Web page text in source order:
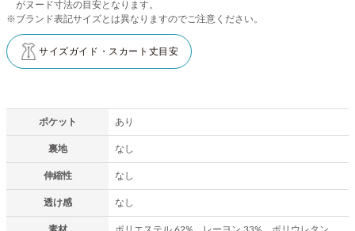
がヌード寸法の目安となります。
※ブランド表記サイズとは異なりますのでご注意ください。
サイズガイド・スカート丈目安
ポケット あり
裏地 なし
伸縮性 なし
透け感 なし